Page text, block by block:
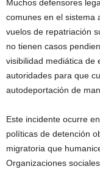
Muchos defensores
comunes en el sistema
vuelos de repatriación
no tienen casos
visibilidad mediática de
autoridades para que
autodeportación de
Este incidente ocurre
políticas de detención
migratoria que
Organizaciones